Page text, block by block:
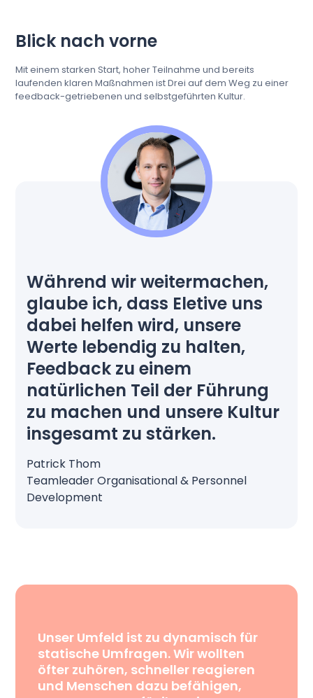
Blick nach vorne
Mit einem starken Start, hoher Teilnahme und bereits
laufenden klaren Maßnahmen ist Drei auf dem Weg zu einer
feedback-getriebenen und selbstgeführten Kultur.
Während wir weitermachen,
glaube ich, dass Eletive uns
dabei helfen wird, unsere
Werte lebendig zu halten,
Feedback zu einem
natürlichen Teil der Führung
zu machen und unsere Kultur
insgesamt zu stärken.
Patrick Thom
Teamleader Organisational & Personnel
Development
Unser Umfeld ist zu dynamisch für
statische Umfragen. Wir wollten
öfter zuhören, schneller reagieren
und Menschen dazu befähigen,